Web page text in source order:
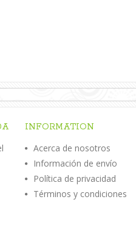
INFORMATION
Acerca de nosotros
Información de envío
Política de privacidad
Términos y condiciones